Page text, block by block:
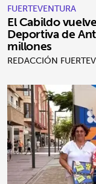
FUERTEVENTURA
El Cabildo
Deportiva de
millones
REDACCIÓN